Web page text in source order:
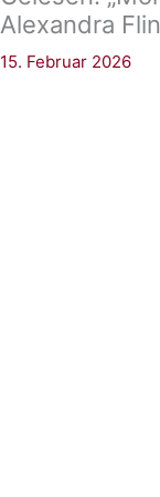
Alexandra
15. Februar 2026